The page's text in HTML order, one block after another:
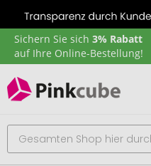
Sichern Sie sich 3% Rabatt
auf Ihre Online-Bestellung!